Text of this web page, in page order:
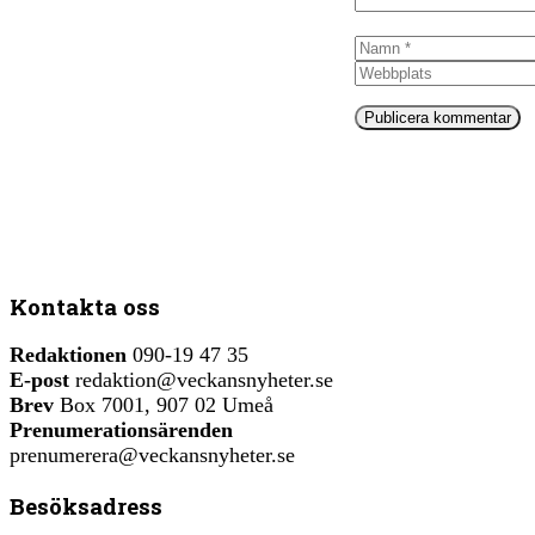
Namn
Kontakta oss
Redaktionen 090-19 47 35
E-post redaktion@veckansnyheter.se
Brev Box 7001, 907 02 Umeå
Prenumerationsärenden
prenumerera@veckansnyheter.se
Besöksadress